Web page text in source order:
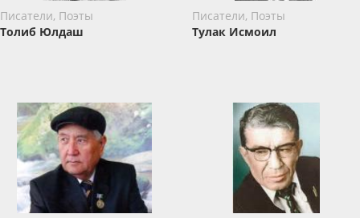
Писатели, Поэты
Толиб Юлдаш
Писатели, Поэты
Тулак Исмоил